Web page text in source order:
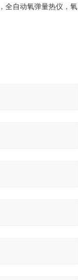
全自动氧弹量热仪，氧